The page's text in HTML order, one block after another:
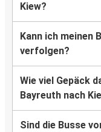
Kiew?
Kann ich meinen
verfolgen?
Wie viel Gepäck
Bayreuth nach
Sind die Busse